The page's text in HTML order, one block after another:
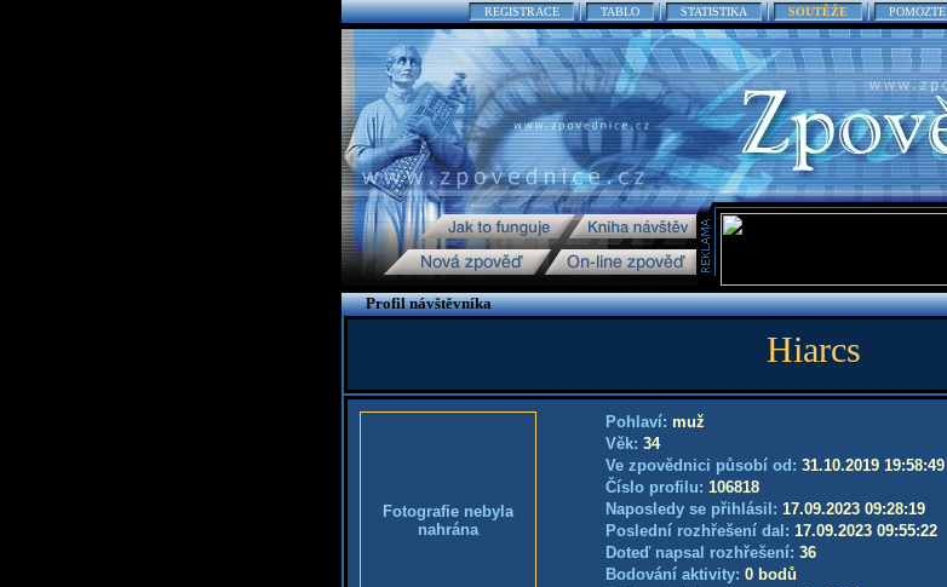
REGISTRACE TABLO STATISTIKA SOUTĚŽE POMOZTE
Profil návštěvníka
Hiarcs
Fotografie nebyla
nahrána
Pohlaví: muž
Věk: 34
Ve zpovědnici působí od: 31.10.2019 19:58:49
Číslo profilu: 106818
Naposledy se přihlásil: 17.09.2023 09:28:19
Poslední rozhřešení dal: 17.09.2023 09:55:22
Doteď napsal rozhřešení: 36
Bodování aktivity: 0 bodů